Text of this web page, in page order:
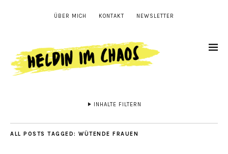
ÜBER MICH KONTAKT NEWSLETTER
INHALTE FILTERN
ALL POSTS TAGGED: WÜTENDE FRAUEN